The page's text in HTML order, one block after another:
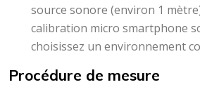
source sonore (environ 1
calibration micro smartphone
choisissez un environnement
Procédure de mesure